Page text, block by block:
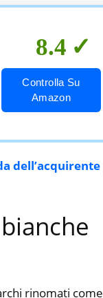
8.4
Controlla Su
Amazon
dell’acquirente
rinomati come